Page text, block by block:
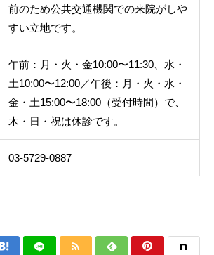
前のため公共交通機関での来院がしや
すい立地です。
午前：月・火・金10:00〜11:30、水・
土10:00〜12:00／午後：月・火・水・
金・土15:00〜18:00（受付時間）で、
木・日・祝は休診です。
03-5729-0887
   